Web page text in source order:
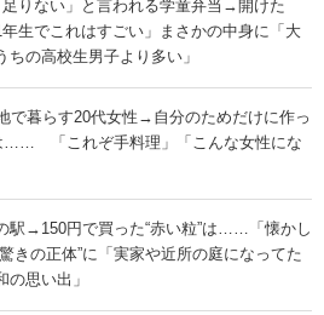
りない」と言われる学童弁当→開けた
でこれはすごい」まさかの中身に「大
ちの高校生男子より多い」
で暮らす20代女性→自分のためだけに作っ
…… 「これぞ手料理」「こんな女性にな
駅→150円で買った“赤い粒”は……「懐かし
きの正体”に「実家や近所の庭になってた
の思い出」